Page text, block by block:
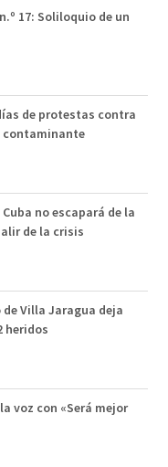
n.º 17: Soliloquio de un
de protestas contra
contaminante
no escapará de la
de la crisis
Villa Jaragua deja
heridos
voz con «Será mejor